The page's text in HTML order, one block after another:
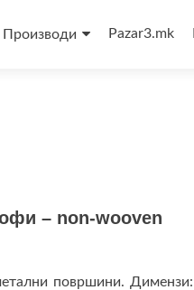
Производи Pazar3.mk
– non-wooven
површини. Димензи: